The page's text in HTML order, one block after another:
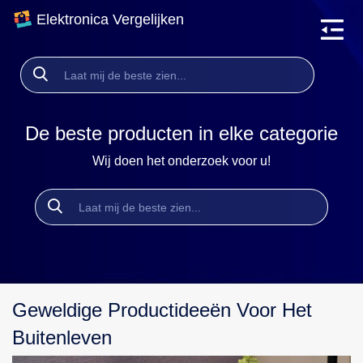
Elektronica Vergelijken
De beste producten in elke categorie
Wij doen het onderzoek voor u!
Geweldige Productideeën Voor Het
Buitenleven